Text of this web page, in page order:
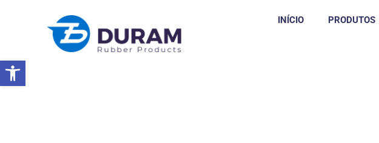
Abrir a barra de ferramentas
INÍCIO PRODUTOS